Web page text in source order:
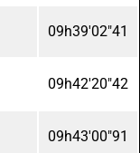
09h39'02"41
09h42'20"42
09h43'00"91